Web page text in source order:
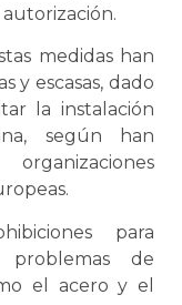
medidas han
y escasas, dado
la instalación
según han
para
de
el acero y el